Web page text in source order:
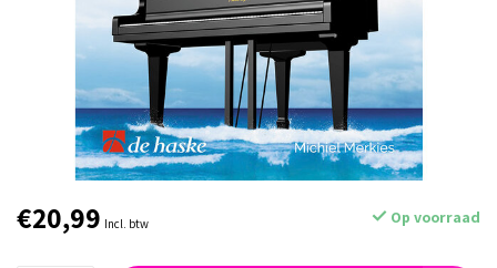
€20,99 Incl. btw Op voorraad